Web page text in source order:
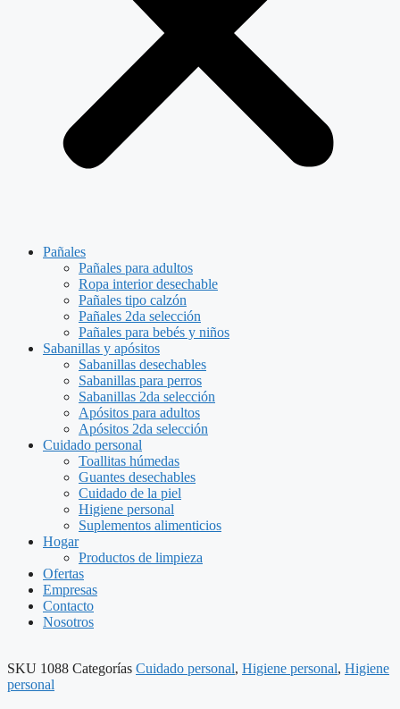
Pañales
Pañales para adultos
Ropa interior desechable
Pañales tipo calzón
Pañales 2da selección
Pañales para bebés y niños
Sabanillas y apósitos
Sabanillas desechables
Sabanillas para perros
Sabanillas 2da selección
Apósitos para adultos
Apósitos 2da selección
Cuidado personal
Toallitas húmedas
Guantes desechables
Cuidado de la piel
Higiene personal
Suplementos alimenticios
Hogar
Productos de limpieza
Ofertas
Empresas
Contacto
Nosotros
SKU 1088 Categorías Cuidado personal, Higiene personal, Higiene
personal